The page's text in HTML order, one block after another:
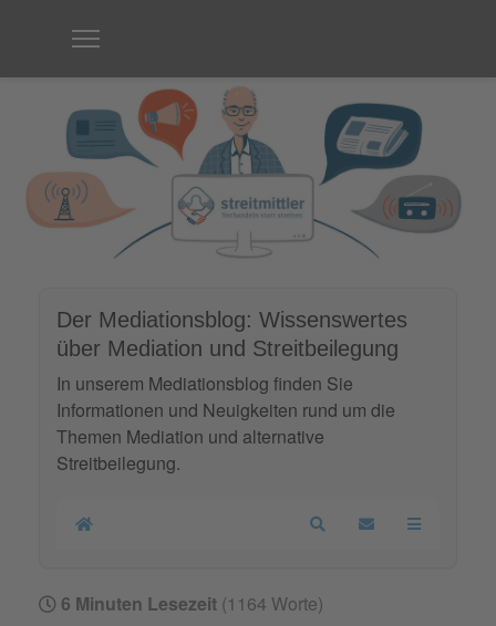
Der Mediationsblog: Wissenswertes
über Mediation und Streitbeilegung
In unserem Mediationsblog finden Sie
Informationen und Neuigkeiten rund um die
Themen Mediation und alternative
Streitbeilegung.
Home SearchUpdates
6 Minuten Lesezeit (1164 Worte)